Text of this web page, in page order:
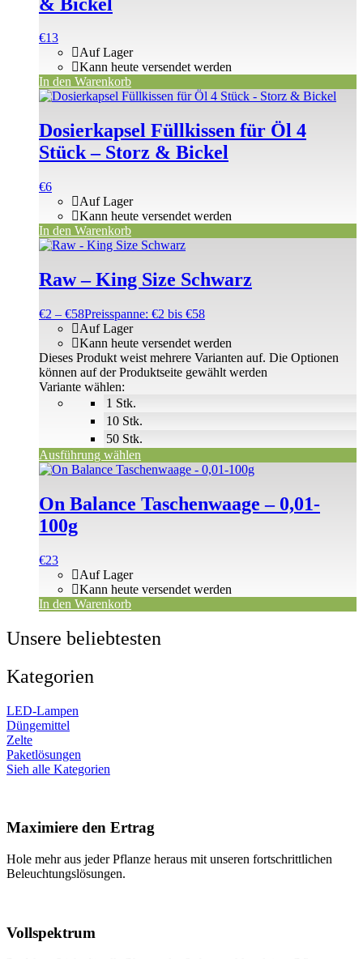
€13
Auf Lager
Kann heute versendet werden
In den Warenkorb
Dosierkapsel Füllkissen für Öl 4
Stück – Storz & Bickel
€6
Auf Lager
Kann heute versendet werden
In den Warenkorb
Raw – King Size Schwarz
€2 – €58Preisspanne: €2 bis €58
1 Stk.
10 Stk.
50 Stk.
Auf Lager
Kann heute versendet werden
Variante wählen:
Ausführung wählen
Dieses Produkt weist mehrere Varianten auf. Die Optionen
können auf der Produktseite gewählt werden
On Balance Taschenwaage – 0,01-
100g
€23
Auf Lager
Kann heute versendet werden
In den Warenkorb
Unsere beliebtesten
Kategorien
LED-Lampen
Düngemittel
Zelte
Paketlösungen
Sieh alle Kategorien
Maximiere den Ertrag
Hole mehr aus jeder Pflanze heraus mit unseren fortschrittlichen
Beleuchtungslösungen.
Vollspektrum